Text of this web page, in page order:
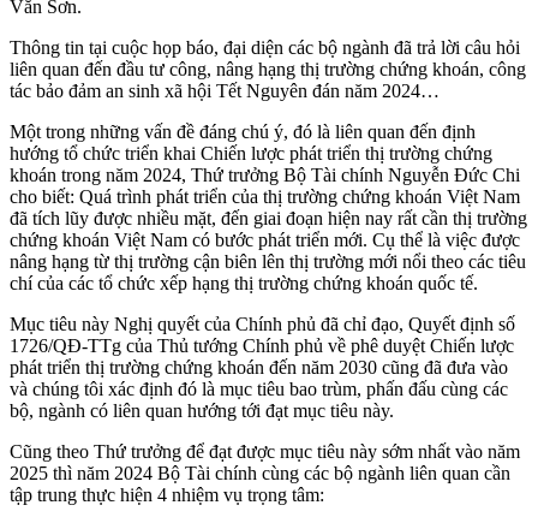
Văn Sơn.
Thông tin tại cuộc họp báo, đại diện các bộ ngành đã trả lời câu hỏi
liên quan đến đầu tư công, nâng hạng thị trường chứng khoán, công
tác bảo đảm an sinh xã hội Tết Nguyên đán năm 2024…
Một trong những vấn đề đáng chú ý, đó là liên quan đến định
hướng tổ chức triển khai Chiến lược phát triển thị trường chứng
khoán trong năm 2024, Thứ trưởng Bộ Tài chính Nguyễn Đức Chi
cho biết: Quá trình phát triển của thị trường chứng khoán Việt Nam
đã tích lũy được nhiều mặt, đến giai đoạn hiện nay rất cần thị trường
chứng khoán Việt Nam có bước phát triển mới. Cụ thể là việc được
nâng hạng từ thị trường cận biên lên thị trường mới nổi theo các tiêu
chí của các tổ chức xếp hạng thị trường chứng khoán quốc tế.
Mục tiêu này Nghị quyết của Chính phủ đã chỉ đạo, Quyết định số
1726/QĐ-TTg của Thủ tướng Chính phủ về phê duyệt Chiến lược
phát triển thị trường chứng khoán đến năm 2030 cũng đã đưa vào
và chúng tôi xác định đó là mục tiêu bao trùm, phấn đấu cùng các
bộ, ngành có liên quan hướng tới đạt mục tiêu này.
Cũng theo Thứ trưởng để đạt được mục tiêu này sớm nhất vào năm
2025 thì năm 2024 Bộ Tài chính cùng các bộ ngành liên quan cần
tập trung thực hiện 4 nhiệm vụ trọng tâm: